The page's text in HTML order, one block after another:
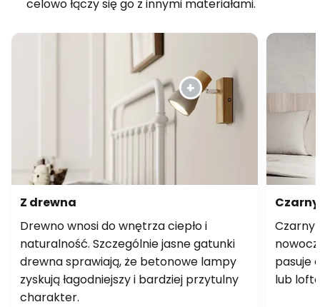
celowo łączy się go z innymi materiałami.
Z drewna
Drewno wnosi do wnętrza ciepło i
naturalność. Szczególnie jasne gatunki
drewna sprawiają, że betonowe lampy
zyskują łagodniejszy i bardziej przytulny
charakter.
Czarny
pasuje
lub